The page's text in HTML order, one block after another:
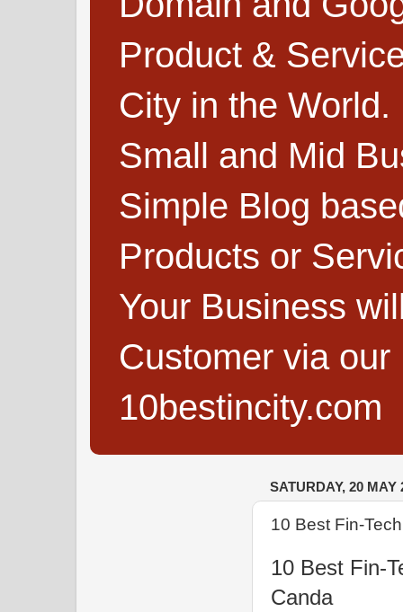
Product &
City in the
Small and Mid
Simple Blog
Products or
Your Business
Customer via
10bestincity.com
SATURDAY, 20 MAY
10 Best Fin-
10 Best Fin-
Canda